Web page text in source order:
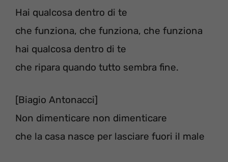
Hai qualcosa dentro di te
che funziona, che funziona, che funziona
hai qualcosa dentro di te
che ripara quando tutto sembra fine.
[Biagio Antonacci]
Non dimenticare non dimenticare
che la casa nasce per lasciare fuori il male